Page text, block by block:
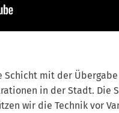
Schicht mit der
in der Stadt. Die
wir die Technik vor